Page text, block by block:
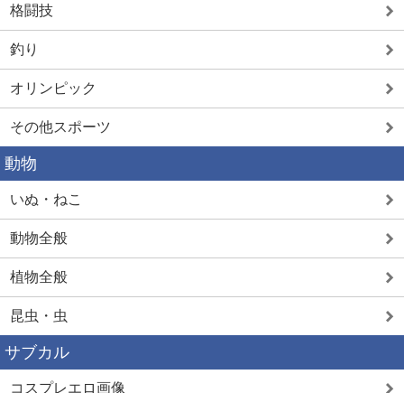
格闘技
釣り
オリンピック
その他スポーツ
動物
いぬ・ねこ
動物全般
植物全般
昆虫・虫
サブカル
コスプレエロ画像